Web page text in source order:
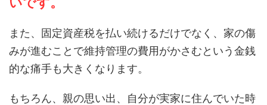
また、固定資産税を払い続けるだけでなく、家の傷
みが進むことで維持管理の費用がかさむという金銭
的な痛手も大きくなります。
もちろん、親の思い出、自分が実家に住んでいた時